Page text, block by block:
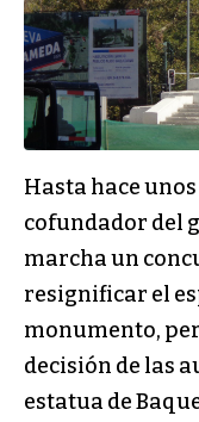
Hasta hace
cofundador del
marcha un
resignificar el
monumento,
decisión de las
estatua de